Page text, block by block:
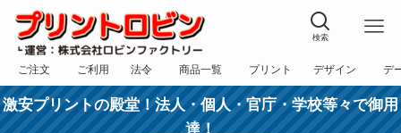
検索
ご注文
フォーム
ご利用
規約
法令
表記
商品一覧
カテゴリー
プリント
方法
デザイン
依頼
デ
入
激安プリントの殿堂！法人・個人・官庁・学校等々で御用
達！